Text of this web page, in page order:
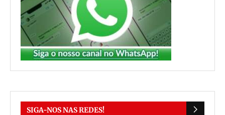
SIGA-NOS NAS REDES!